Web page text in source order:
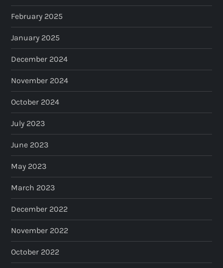
February 2025
January 2025
December 2024
November 2024
October 2024
July 2023
June 2023
May 2023
March 2023
December 2022
November 2022
October 2022